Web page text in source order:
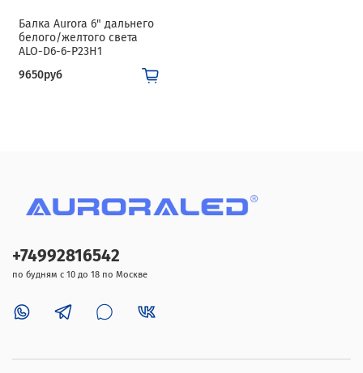
Балка Aurora 6" дальнего
белого/желтого света
ALO-D6-6-P23H1
9650руб
+74992816542
по будням с 10 до 18 по Москве